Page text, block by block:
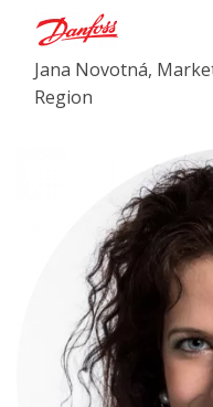
Jana Novotná,
Region